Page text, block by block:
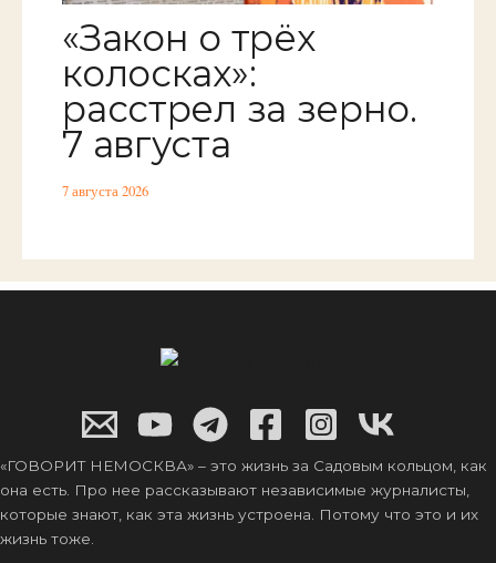
«Закон о трёх
колосках»:
расстрел за зерно.
7 августа
7 августа 2026
«ГОВОРИТ НЕМОСКВА» – это жизнь за Садовым кольцом, как
она есть. Про нее рассказывают независимые журналисты,
которые знают, как эта жизнь устроена. Потому что это и их
жизнь тоже.